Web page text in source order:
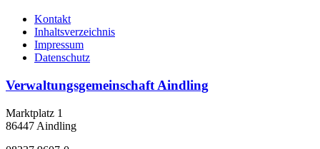
Kontakt
Inhaltsverzeichnis
Impressum
Datenschutz
Verwaltungsgemeinschaft Aindling
Marktplatz 1
86447 Aindling